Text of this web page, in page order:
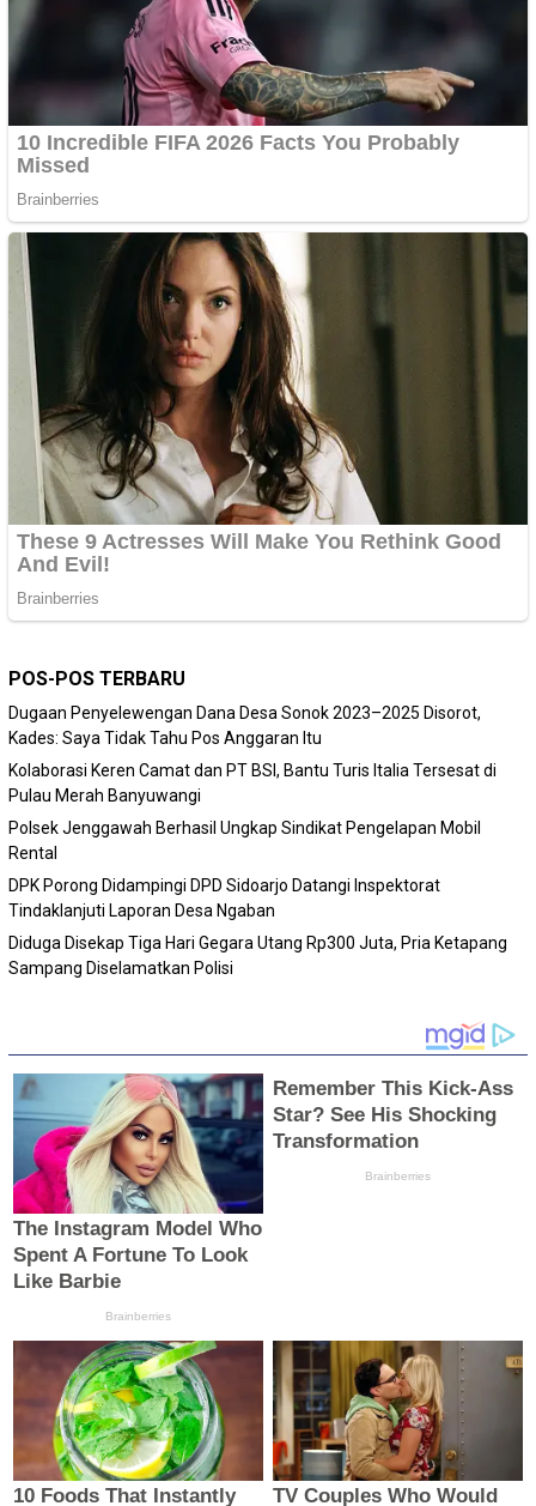
POS-POS TERBARU
Dugaan Penyelewengan Dana Desa Sonok 2023–2025 Disorot,
Kades: Saya Tidak Tahu Pos Anggaran Itu
Kolaborasi Keren Camat dan PT BSI, Bantu Turis Italia Tersesat di
Pulau Merah Banyuwangi
Polsek Jenggawah Berhasil Ungkap Sindikat Pengelapan Mobil
Rental
DPK Porong Didampingi DPD Sidoarjo Datangi Inspektorat
Tindaklanjuti Laporan Desa Ngaban
Diduga Disekap Tiga Hari Gegara Utang Rp300 Juta, Pria Ketapang
Sampang Diselamatkan Polisi